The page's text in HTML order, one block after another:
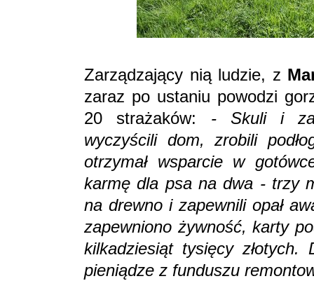
Zarządzający nią ludzie, z
zaraz po ustaniu powodzi
20 strażaków: - Skuli i
wyczyścili dom, zrobili
otrzymał wsparcie w
karmę dla psa na dwa - trzy
na drewno i zapewnili opał
zapewniono żywność, karty
kilkadziesiąt tysięcy złotych.
pieniądze z funduszu